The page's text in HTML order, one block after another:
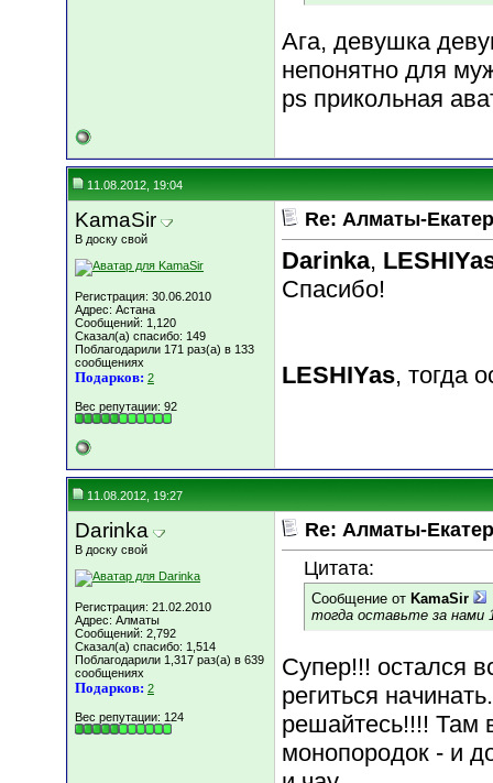
Ага, девушка
непонятно для
ps прикольная
11.08.2012, 19:04
KamaSir
В доску свой
Регистрация: 30.06.2010
Адрес: Астана
Сообщений: 1,120
Сказал(а) спасибо: 149
Поблагодарили 171 раз(а) в 133
сообщениях
Подарков: 2
Вес репутации: 92
Re: Алматы-
Darinka,
Спасибо!
LESHIYas, тогда
11.08.2012, 19:27
Darinka
В доску свой
Регистрация: 21.02.2010
Адрес: Алматы
Сообщений: 2,792
Сказал(а) спасибо: 1,514
Поблагодарили 1,317 раз(а) в 639
сообщениях
Подарков: 2
Вес репутации: 124
Re: Алматы-
Цитата:
Сообщение от KamaSir
тогда оставьте за нами
Супер!!! остался
региться
решайтесь!!!! Там
монопородок - и